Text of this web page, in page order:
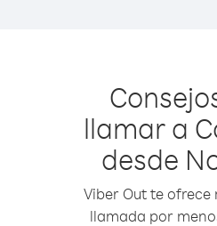
llamar a
desde
Viber Out te ofrece
llamada por